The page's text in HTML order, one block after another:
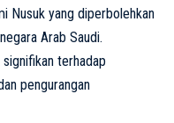
Nusuk yang diperbolehkan
Arab Saudi.
terhadap
pengurangan